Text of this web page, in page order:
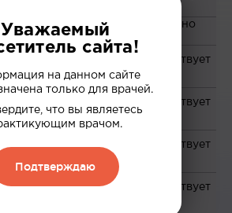
на
в
по
Уважаемый
сайта!
на данном сайте
только для врачей.
что вы являетесь
врачом.
Подтверждаю